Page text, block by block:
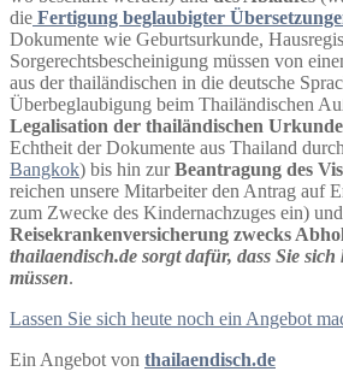
die Fertigung beglaubigter
Dokumente wie Geburtsurkunde,
Sorgerechtsbescheinigung müssen von
aus der thailändischen in die deutsche
Überbeglaubigung beim Thailändischen
Legalisation der thailändischen
Echtheit der Dokumente aus Thailand
Bangkok) bis hin zurBeantragung des
reichen unsere Mitarbeiter den Antrag auf
zum Zwecke des Kindernachzuges ein) und
Reisekrankenversicherung zwecks
thailaendisch.de sorgt dafür, dass Sie
müssen.
Lassen Sie sich heute noch ein Angebot
Ein Angebot von thailaendisch.de